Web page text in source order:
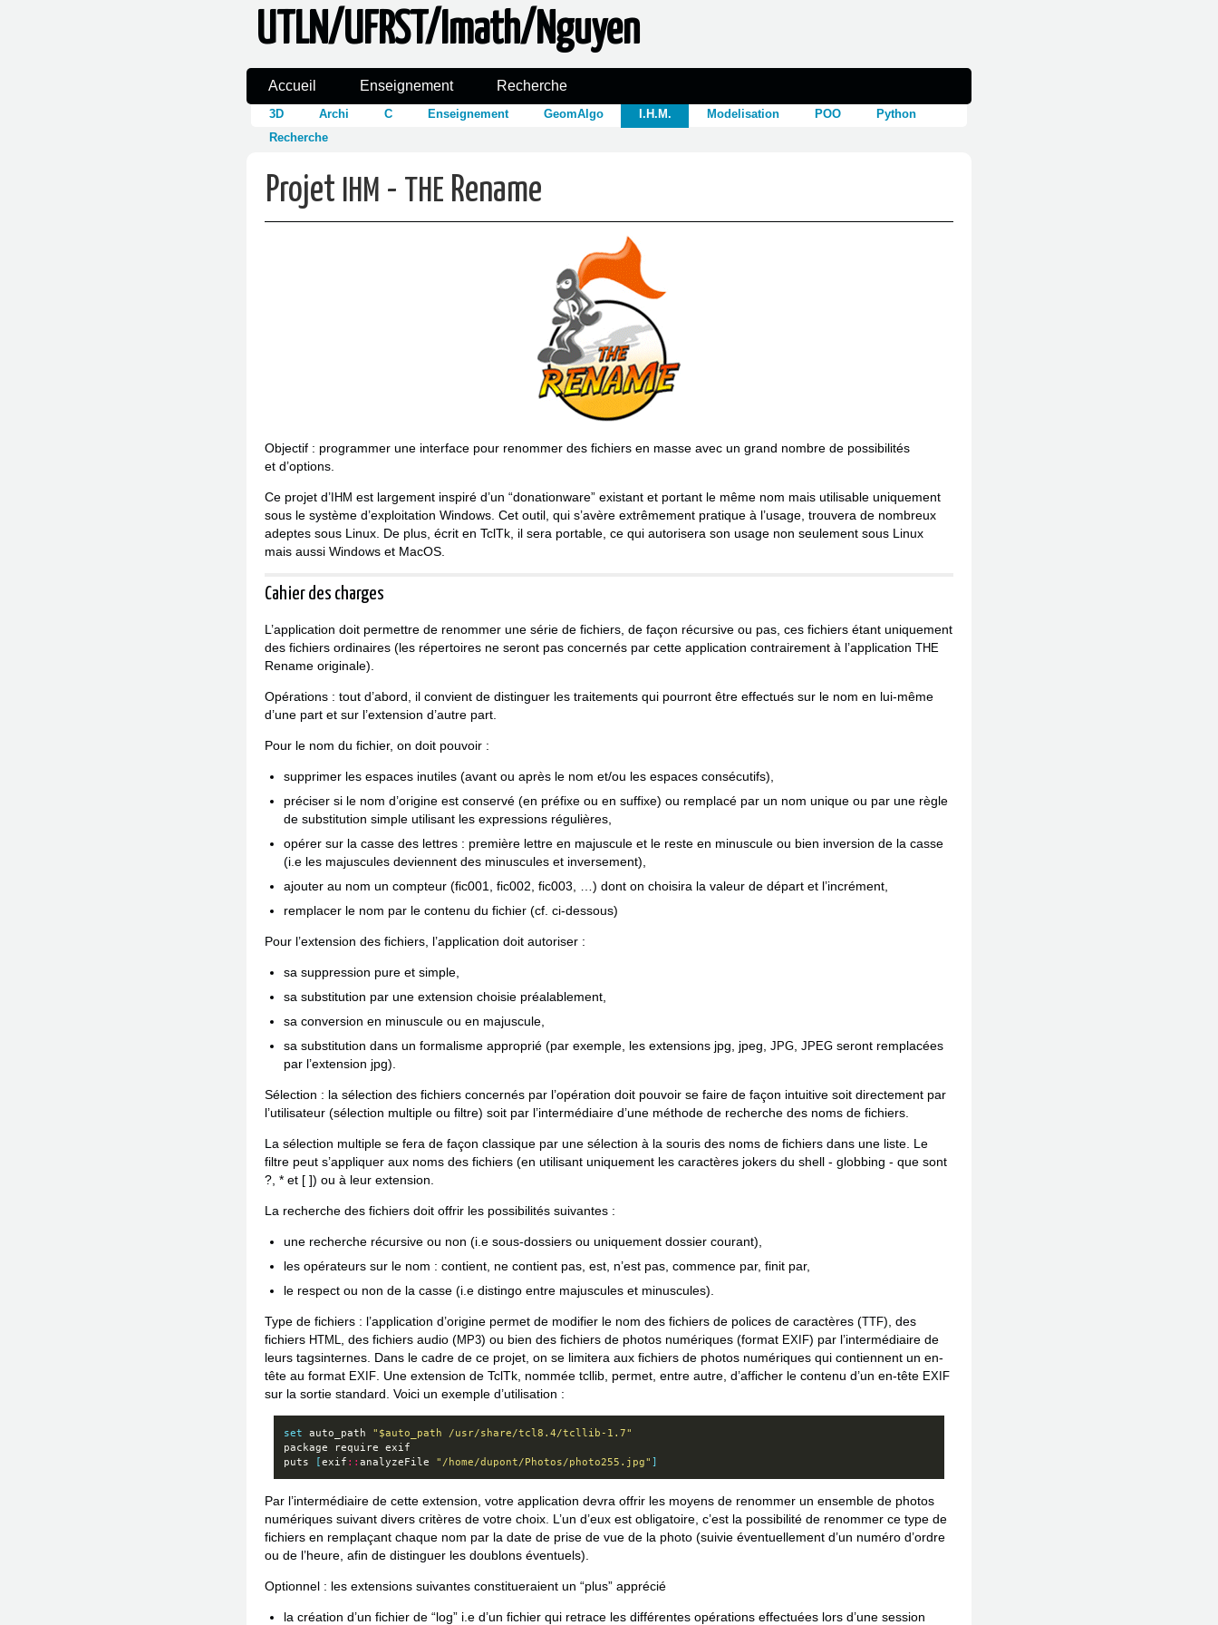
UTLN/UFRST/Imath/Nguyen
Accueil Enseignement Recherche
3D Archi C Enseignement GeomAlgo I.H.M. Modelisation POO
Python
Recherche
Projet IHM - THE Rename
Objectif : programmer une interface pour renommer des fichiers en masse avec un grand nombre de possibilités
et d’options.
Ce projet d’ IHM est largement inspiré d’un “donationware” existant et portant le même nom mais utilisable uniquement
sous le système d’exploitation Windows. Cet outil, qui s’avère extrêmement pratique à l’usage, trouvera de nombreux
adeptes sous Linux. De plus, écrit en TclTk, il sera portable, ce qui autorisera son usage non seulement sous Linux
mais aussi Windows et MacOS.
Cahier des charges
L’application doit permettre de renommer une série de fichiers, de façon récursive ou pas, ces fichiers étant uniquement
des fichiers ordinaires (les répertoires ne seront pas concernés par cette application contrairement à l’application THE
Rename originale).
Opérations : tout d’abord, il convient de distinguer les traitements qui pourront être effectués sur le nom en lui-même
d’une part et sur l’extension d’autre part.
Pour le nom du fichier, on doit pouvoir :
supprimer les espaces inutiles (avant ou après le nom et/ou les espaces consécutifs),
préciser si le nom d’origine est conservé (en préfixe ou en suffixe) ou remplacé par un nom unique ou par une règle
de substitution simple utilisant les expressions régulières,
opérer sur la casse des lettres : première lettre en majuscule et le reste en minuscule ou bien inversion de la casse
(i.e les majuscules deviennent des minuscules et inversement),
ajouter au nom un compteur (fic001, fic002, fic003, …) dont on choisira la valeur de départ et l’incrément,
remplacer le nom par le contenu du fichier (cf. ci-dessous)
Pour l’extension des fichiers, l’application doit autoriser :
sa suppression pure et simple,
sa substitution par une extension choisie préalablement,
sa conversion en minuscule ou en majuscule,
sa substitution dans un formalisme approprié (par exemple, les extensions jpg, jpeg, JPG, JPEG seront remplacées
par l’extension jpg).
Sélection : la sélection des fichiers concernés par l’opération doit pouvoir se faire de façon intuitive soit directement par
l’utilisateur (sélection multiple ou filtre) soit par l’intermédiaire d’une méthode de recherche des noms de fichiers.
La sélection multiple se fera de façon classique par une sélection à la souris des noms de fichiers dans une liste. Le
filtre peut s’appliquer aux noms des fichiers (en utilisant uniquement les caractères jokers du shell - globbing - que sont
?, * et [ ]) ou à leur extension.
La recherche des fichiers doit offrir les possibilités suivantes :
une recherche récursive ou non (i.e sous-dossiers ou uniquement dossier courant),
les opérateurs sur le nom : contient, ne contient pas, est, n’est pas, commence par, finit par,
le respect ou non de la casse (i.e distingo entre majuscules et minuscules).
Type de fichiers : l’application d’origine permet de modifier le nom des fichiers de polices de caractères (TTF), des
fichiers HTML, des fichiers audio (MP3) ou bien des fichiers de photos numériques (format EXIF) par l’intermédiaire de
leurs tagsinternes. Dans le cadre de ce projet, on se limitera aux fichiers de photos numériques qui contiennent un en-
tête au format EXIF. Une extension de TclTk, nommée tcllib, permet, entre autre, d’afficher le contenu d’un en-tête EXIF
sur la sortie standard. Voici un exemple d’utilisation :
set auto_path "$auto_path /usr/share/tcl8.4/tcllib-1.7"
package
puts
[exif :: analyzeFile "/home/dupont/Photos/photo255.jpg" ]
Par l’intermédiaire de cette extension, votre application devra offrir les moyens de renommer un ensemble de photos
numériques suivant divers critères de votre choix. L’un d’eux est obligatoire, c’est la possibilité de renommer ce type de
fichiers en remplaçant chaque nom par la date de prise de vue de la photo (suivie éventuellement d’un numéro d’ordre
ou de l’heure, afin de distinguer les doublons éventuels).
Optionnel : les extensions suivantes constitueraient un “plus” apprécié
la création d’un fichier de “log” i.e d’un fichier qui retrace les différentes opérations effectuées lors d’une session